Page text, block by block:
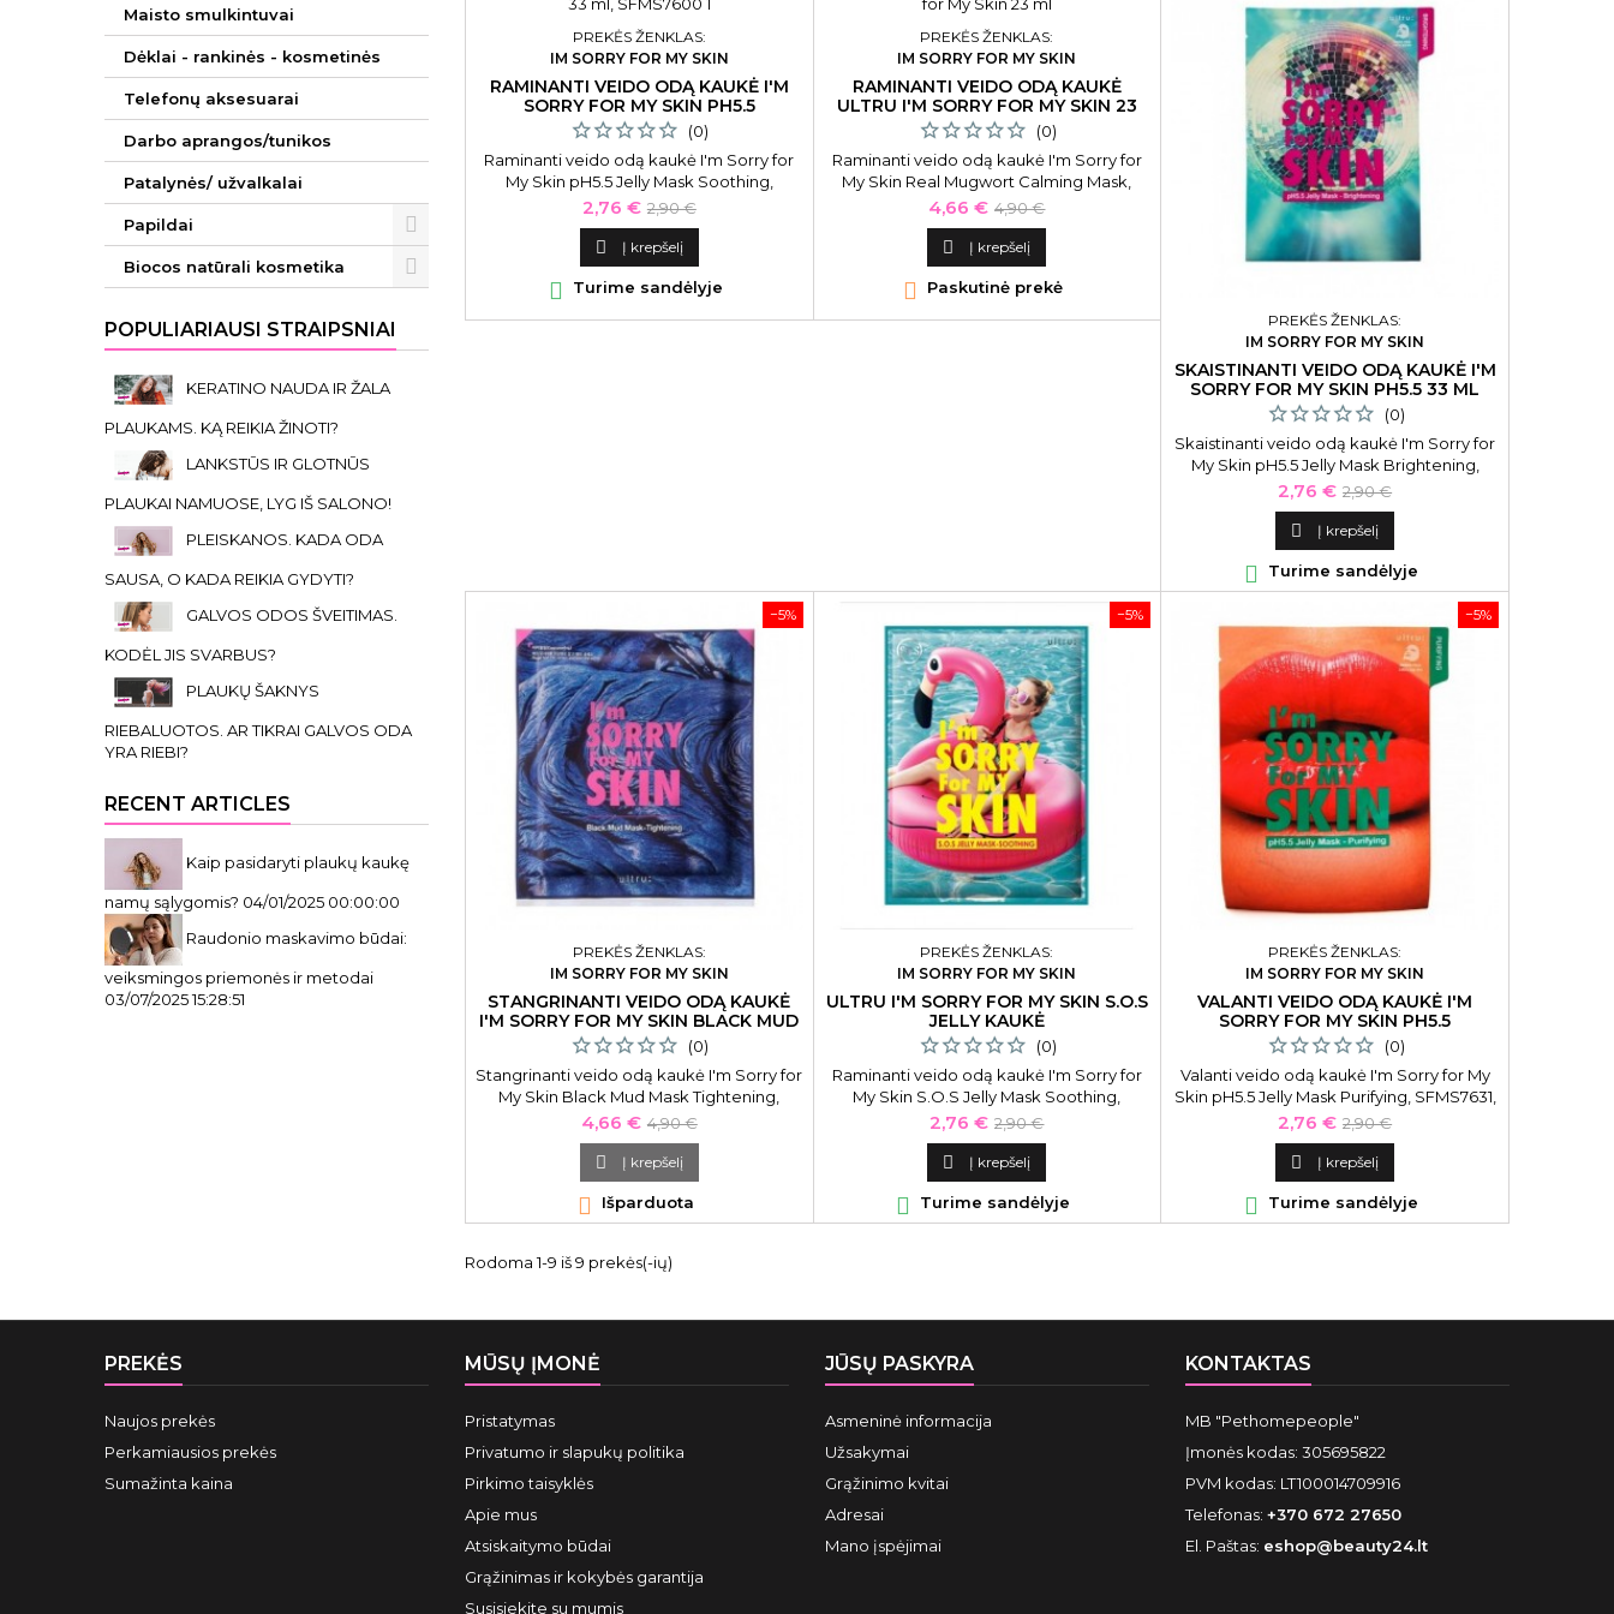
Maisto smulkintuvai
Dėklai - rankinės - kosmetinės
Telefonų aksesuarai
Darbo aprangos/tunikos
Patalynės/ užvalkalai
Papildai
Biocos natūrali kosmetika
POPULIARIAUSI STRAIPSNIAI
KERATINO NAUDA IR ŽALA
PLAUKAMS. KĄ REIKIA ŽINOTI?
LANKSTŪS IR GLOTNŪS
PLAUKAI NAMUOSE, LYG IŠ SALONO!
PLEISKANOS. KADA ODA
SAUSA, O KADA REIKIA GYDYTI?
GALVOS ODOS ŠVEITIMAS.
KODĖL JIS SVARBUS?
PLAUKŲ ŠAKNYS
RIEBALUOTOS. AR TIKRAI GALVOS ODA
YRA RIEBI?
RECENT ARTICLES
Kaip pasidaryti plaukų kaukę
namų sąlygomis? 04/01/2025 00:00:00
Raudonio maskavimo būdai:
veiksmingos priemonės ir metodai
03/07/2025 15:28:51
PREKĖS ŽENKLAS:
IM SORRY FOR MY SKIN
RAMINANTI VEIDO ODĄ KAUKĖ I'M
SORRY FOR MY SKIN PH5.5
(0)
Raminanti veido odą kaukė I'm Sorry for
My Skin pH5.5 Jelly Mask Soothing,
SFMS7600, 33 ml.
Kaina
2,76 € Bazinė
kaina
2,90 €
 Į krepšelį
 Turime sandėlyje
PREKĖS ŽENKLAS:
IM SORRY FOR MY SKIN
RAMINANTI VEIDO ODĄ KAUKĖ
ULTRU I'M SORRY FOR MY SKIN 23
ML
(0)
Raminanti veido odą kaukė I'm Sorry for
My Skin Real Mugwort Calming Mask,
SFMS3573, 23 ml.
Kaina
4,66 € Bazinė
kaina
4,90 €
 Į krepšelį
 Paskutinė prekė
PREKĖS ŽENKLAS:
IM SORRY FOR MY SKIN
SKAISTINANTI VEIDO ODĄ KAUKĖ I'M
SORRY FOR MY SKIN PH5.5 33 ML
(0)
Skaistinanti veido odą kaukė I'm Sorry for
My Skin pH5.5 Jelly Mask Brightening,
SFMS7549, 33 ml.
Kaina
2,76 € Bazinė
kaina
2,90 €
 Į krepšelį
 Turime sandėlyje
−5%
PREKĖS ŽENKLAS:
IM SORRY FOR MY SKIN
STANGRINANTI VEIDO ODĄ KAUKĖ
I'M SORRY FOR MY SKIN BLACK MUD
(0)
Stangrinanti veido odą kaukė I'm Sorry for
My Skin Black Mud Mask Tightening,
SFMS3688, 18 g.
Kaina
4,66 € Bazinė
kaina
4,90 €
 Į krepšelį
 Išparduota
−5%
PREKĖS ŽENKLAS:
IM SORRY FOR MY SKIN
ULTRU I'M SORRY FOR MY SKIN S.O.S
JELLY KAUKĖ
(0)
Raminanti veido odą kaukė I'm Sorry for
My Skin S.O.S Jelly Mask Soothing,
SFMS3169, 33 ml.
Kaina
2,76 € Bazinė
kaina
2,90 €
 Į krepšelį
 Turime sandėlyje
−5%
PREKĖS ŽENKLAS:
IM SORRY FOR MY SKIN
VALANTI VEIDO ODĄ KAUKĖ I'M
SORRY FOR MY SKIN PH5.5
(0)
Valanti veido odą kaukė I'm Sorry for My
Skin pH5.5 Jelly Mask Purifying, SFMS7631,
33 ml.
Kaina
2,76 € Bazinė
kaina
2,90 €
 Į krepšelį
 Turime sandėlyje
Rodoma 1-9 iš 9 prekės(-ių)
PREKĖS
Naujos prekės
Perkamiausios prekės
Sumažinta kaina
MŪSŲ ĮMONĖ
Pristatymas
Privatumo ir slapukų politika
Pirkimo taisyklės
Apie mus
Atsiskaitymo būdai
Grąžinimas ir kokybės garantija
Susisiekite su mumis
JŪSŲ PASKYRA
Asmeninė informacija
Užsakymai
Grąžinimo kvitai
Adresai
Mano įspėjimai
KONTAKTAS
MB "Pethomepeople"
Įmonės kodas: 305695822
PVM kodas: LT100014709916
Telefonas: +370 672 27650
El. Paštas: eshop@beauty24.lt